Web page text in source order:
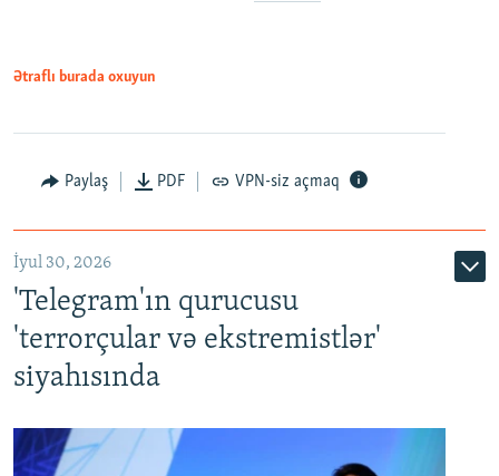
Ətraflı burada oxuyun
Paylaş PDF VPN-siz açmaq
İyul 30, 2026
'Telegram'ın qurucusu
'terrorçular və ekstremistlər'
siyahısında